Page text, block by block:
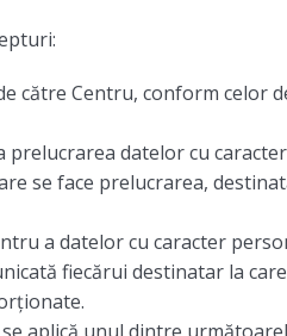
către Centru, conform celor
datelor cu
se face prelucrarea,
a datelor cu caracter
fiecărui destinatar la